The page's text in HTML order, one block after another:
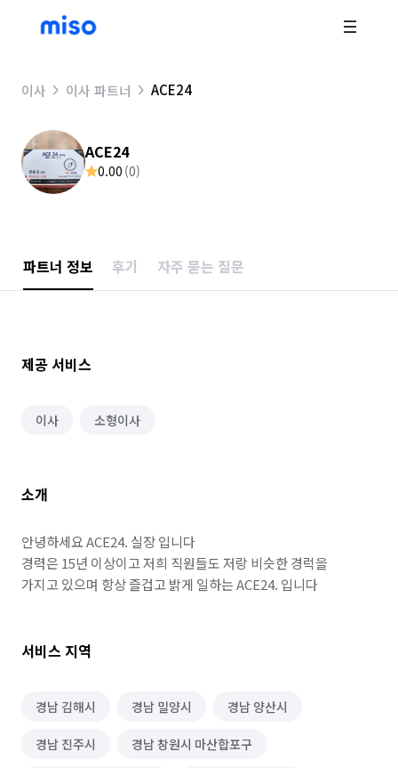
이사 이사 파트너 ACE24
ACE24
0.00 (0)
파트너 정보 후기 자주 묻는 질문
제공 서비스
이사 소형이사
소개
안녕하세요 ACE24. 실장 입니다
경력은 15년 이상이고 저희 직원들도 저랑 비슷한 경럭을
가지고 있으며 항상 즐겁고 밝게 일하는 ACE24. 입니다
서비스 지역
경남 김해시 경남 밀양시 경남 양산시
경남 진주시 경남 창원시 마산합포구